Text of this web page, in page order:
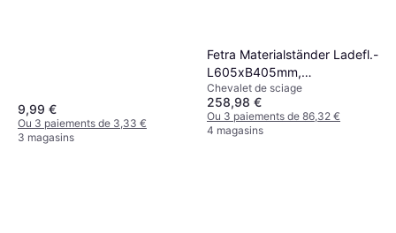
9,99 €
Ou 3 paiements de 3,33 €
3 magasins
Fetra Materialständer Ladefl.-
L605xB405mm,
verstellb.H.720-995mm
brillantblau fahrbar
Chevalet de sciage
258,98 €
Ou 3 paiements de 86,32 €
4 magasins